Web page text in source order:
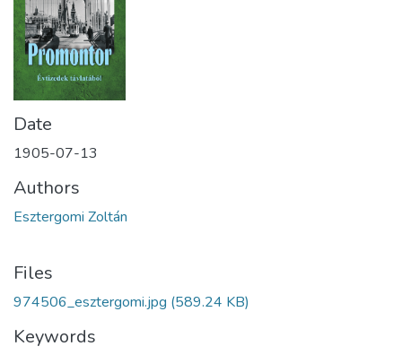
Date
1905-07-13
Authors
Esztergomi Zoltán
Files
974506_esztergomi.jpg (589.24 KB)
Keywords